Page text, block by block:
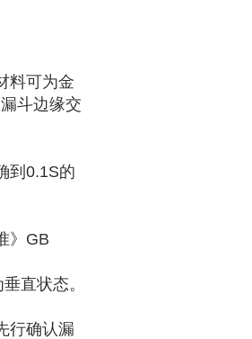
料可为金
斗边缘交
到0.1S的
》GB
直状态。
行确认漏